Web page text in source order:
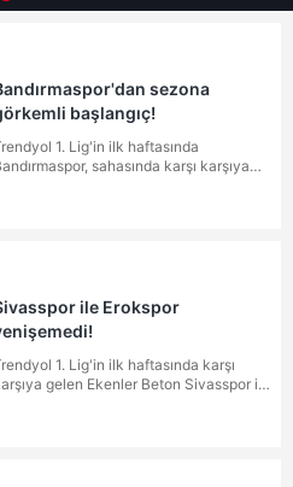
sezona
başlangıç!
1. Lig'in ilk haftasında
sahasında karşı karşıya
ile Erokspor
1. Lig'in ilk haftasında karşı
gelen Ekenler Beton Sivasspor ile